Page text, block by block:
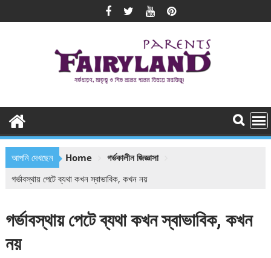
to
আপনি দেখছেন Home
গর্ভকালীন জিজ্ঞাসা
গর্ভাবস্থায় পেটে ব্যথা কখন স্বাভাবিক, কখন নয়
গর্ভাবস্থায় পেটে ব্যথা কখন স্বাভাবিক, কখন
নয়